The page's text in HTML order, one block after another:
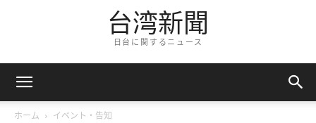
台湾新聞
日台に関するニュース
ホーム イベント・告知